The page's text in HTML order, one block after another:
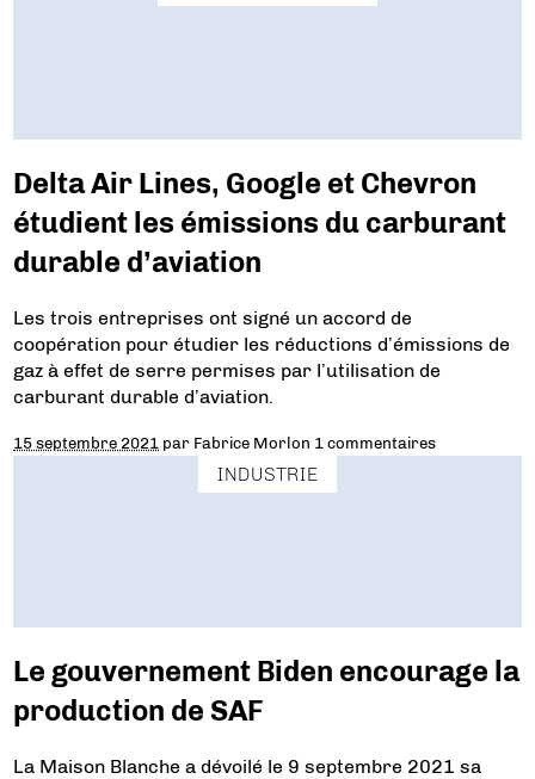
Delta Air Lines, Google et Chevron
étudient les émissions du carburant
durable d’aviation
Les trois entreprises ont signé un accord de
coopération pour étudier les réductions d’émissions de
gaz à effet de serre permises par l’utilisation de
carburant durable d’aviation.
15 septembre 2021 par Fabrice Morlon 1 commentaires
INDUSTRIE
Le gouvernement Biden encourage la
production de SAF
La Maison Blanche a dévoilé le 9 septembre 2021 sa